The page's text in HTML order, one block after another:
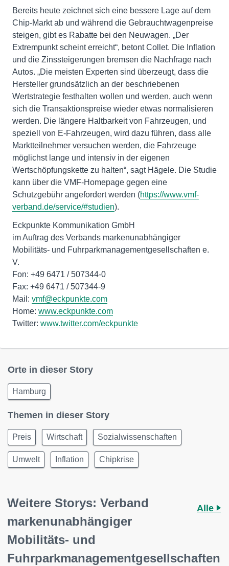
Bereits heute zeichnet sich eine bessere Lage auf dem
Chip-Markt ab und während die Gebrauchtwagenpreise
steigen, gibt es Rabatte bei den Neuwagen. „Der
Extrempunkt scheint erreicht“, betont Collet. Die Inflation
und die Zinssteigerungen bremsen die Nachfrage nach
Autos. „Die meisten Experten sind überzeugt, dass die
Hersteller grundsätzlich an der beschriebenen
Wertstrategie festhalten wollen und werden, auch wenn
sich die Transaktionspreise wieder etwas normalisieren
werden. Die längere Haltbarkeit von Fahrzeugen, und
speziell von E-Fahrzeugen, wird dazu führen, dass alle
Marktteilnehmer versuchen werden, die Fahrzeuge
möglichst lange und intensiv in der eigenen
Wertschöpfungskette zu halten“, sagt Hägele. Die Studie
kann über die VMF-Homepage gegen eine
Schutzgebühr angefordert werden (https://www.vmf-
verband.de/service/#studien).
Eckpunkte Kommunikation GmbH
im Auftrag des Verbands markenunabhängiger
Mobilitäts- und Fuhrparkmanagementgesellschaften e.
V.
Fon: +49 6471 / 507344-0
Fax: +49 6471 / 507344-9
Mail: vmf@eckpunkte.com
Home: www.eckpunkte.com
Twitter: www.twitter.com/eckpunkte
Orte in dieser Story
Hamburg
Themen in dieser Story
Preis Wirtschaft Sozialwissenschaften
Umwelt Inflation Chipkrise
Weitere Storys: Verband
markenunabhängiger
Mobilitäts- und
Fuhrparkmanagementgesellschaften
Alle